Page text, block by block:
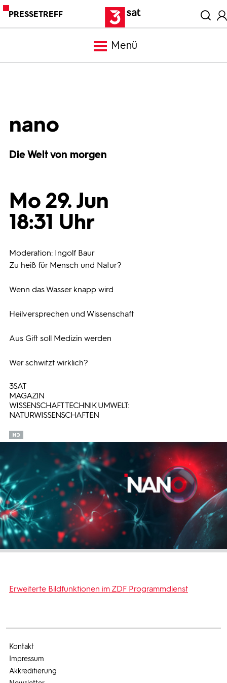
PRESSETREFF
Menü
nano
Die Welt von morgen
Mo 29. Jun
18:31 Uhr
Moderation: Ingolf Baur
Zu heiß für Mensch und Natur?
Wenn das Wasser knapp wird
Heilversprechen und Wissenschaft
Aus Gift soll Medizin werden
Wer schwitzt wirklich?
3SAT
MAGAZIN
WISSENSCHAFT TECHNIK UMWELT:
NATURWISSENSCHAFTEN
Erweiterte Bildfunktionen im ZDF Programmdienst
Kontakt
Impressum
Akkreditierung